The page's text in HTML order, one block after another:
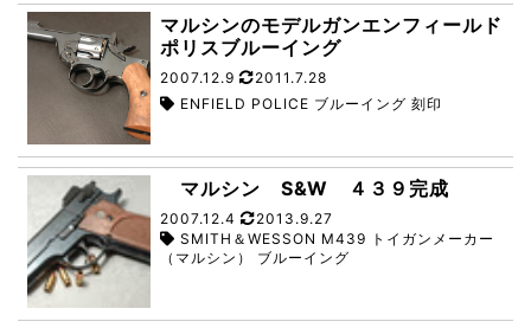
マルシンのモデルガンエンフィールド
ポリスブルーイング
2007.12.9
2011.7.28
ENFIELD POLICE ブルーイング 刻印
マルシン S&W ４３９完成
2007.12.4
2013.9.27
SMITH＆WESSON M439 トイガンメーカー
（マルシン） ブルーイング